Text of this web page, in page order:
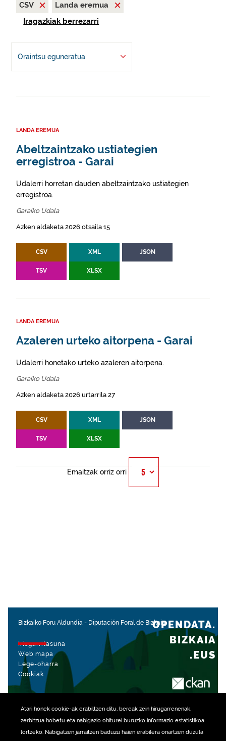
Atari honek cookie-ak erabiltzen ditu, bereak zein hirugarrenenak,
zerbitzua hobetu eta nabigazio ohiturei buruzko informazio estatistikoa
lortzeko. Nabigatzen jarraitzen baduzu haien erabilera onartzen duzula
CSV
Landa eremua
Iragazkiak berrezarri
Oraintsu eguneratua
LANDA EREMUA
Abeltzaintzako ustiategien
erregistroa - Garai
Udalerri horretan dauden abeltzaintzako ustiategien
erregistroa.
Garaiko Udala
Azken aldaketa 2026 otsaila 15
CSV XML JSON
TSV XLSX
LANDA EREMUA
Azaleren urteko aitorpena - Garai
Udalerri honetako urteko azaleren aitorpena.
Garaiko Udala
Azken aldaketa 2026 urtarrila 27
CSV XML JSON
TSV XLSX
Emaitzak orriz orri
Bizkaiko Foru Aldundia - Diputación Foral de Bizkaia
Irisgarritasuna
Web mapa
Lege-oharra
Cookiak
OPENDATA.
BIZKAIA
.EUS